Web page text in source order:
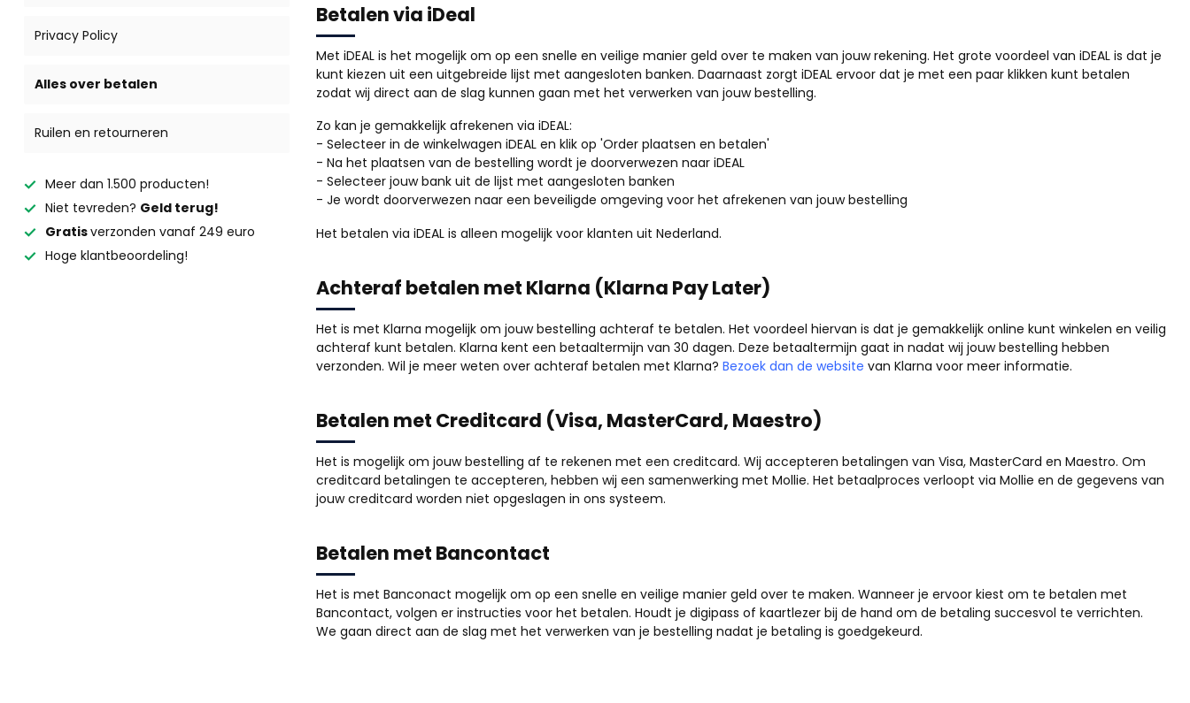
Privacy Policy
Alles over betalen
Ruilen en retourneren
Meer dan 1.500 producten!
Niet tevreden? Geld terug!
Gratisverzonden vanaf 249 euro
Hoge klantbeoordeling!
Betalen via iDeal
Met iDEAL is het mogelijk om op een snelle en veilige manier geld over te maken van jouw rekening. Het grote voordeel van iDEAL is dat je
kunt kiezen uit een uitgebreide lijst met aangesloten banken. Daarnaast zorgt iDEAL ervoor dat je met een paar klikken kunt betalen
zodat wij direct aan de slag kunnen gaan met het verwerken van jouw bestelling.
Zo kan je gemakkelijk afrekenen via iDEAL:
- Selecteer in de winkelwagen iDEAL en klik op 'Order plaatsen en betalen'
- Na het plaatsen van de bestelling wordt je doorverwezen naar iDEAL
- Selecteer jouw bank uit de lijst met aangesloten banken
- Je wordt doorverwezen naar een beveiligde omgeving voor het afrekenen van jouw bestelling
Het betalen via iDEAL is alleen mogelijk voor klanten uit Nederland.
Achteraf betalen met Klarna (Klarna Pay Later)
Het is met Klarna mogelijk om jouw bestelling achteraf te betalen. Het voordeel hiervan is dat je gemakkelijk online kunt winkelen en veilig
achteraf kunt betalen. Klarna kent een betaaltermijn van 30 dagen. Deze betaaltermijn gaat in nadat wij jouw bestelling hebben
verzonden. Wil je meer weten over achteraf betalen met Klarna? Bezoek dan de website van Klarna voor meer informatie.
Betalen met Creditcard (Visa, MasterCard, Maestro)
Het is mogelijk om jouw bestelling af te rekenen met een creditcard. Wij accepteren betalingen van Visa, MasterCard en Maestro. Om
creditcard betalingen te accepteren, hebben wij een samenwerking met Mollie. Het betaalproces verloopt via Mollie en de gegevens van
jouw creditcard worden niet opgeslagen in ons systeem.
Betalen met Bancontact
Het is met Banconact mogelijk om op een snelle en veilige manier geld over te maken. Wanneer je ervoor kiest om te betalen met
Bancontact, volgen er instructies voor het betalen. Houdt je digipass of kaartlezer bij de hand om de betaling succesvol te verrichten.
We gaan direct aan de slag met het verwerken van je bestelling nadat je betaling is goedgekeurd.